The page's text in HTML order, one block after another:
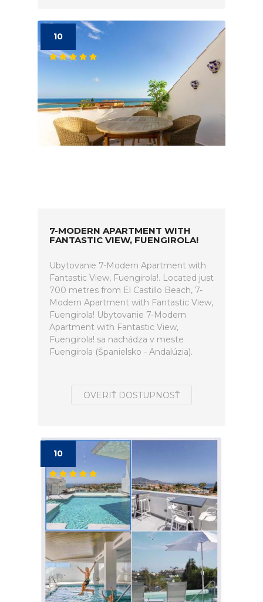
10
7-MODERN APARTMENT WITH
FANTASTIC VIEW, FUENGIROLA!
Ubytovanie 7-Modern Apartment with
Fantastic View, Fuengirola!. Located just
700 metres from El Castillo Beach, 7-
Modern Apartment with Fantastic View,
Fuengirola! Ubytovanie 7-Modern
Apartment with Fantastic View,
Fuengirola! sa nachádza v meste
Fuengirola (Španielsko - Andalúzia).
OVERIŤ DOSTUPNOSŤ
10